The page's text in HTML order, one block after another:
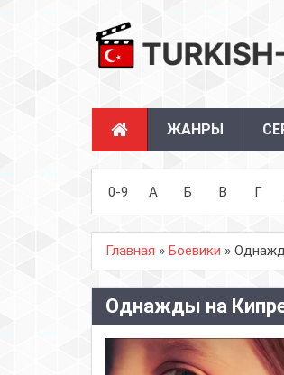
ЖАНРЫ
0-9 А Б В Г
Главная » Боевики »
Однажды на